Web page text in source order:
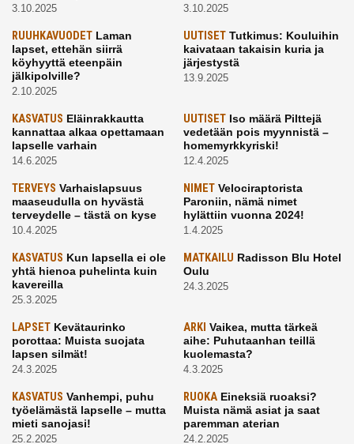
3.10.2025 3.10.2025
RUUHKAVUODET Laman
lapset, ettehän siirrä
köyhyyttä eteenpäin
jälkipolville?
2.10.2025
UUTISETTutkimus: Kouluihin
kaivataan takaisin kuria ja
järjestystä
13.9.2025
KASVATUS Eläinrakkautta
kannattaa alkaa opettamaan
lapselle varhain
14.6.2025
UUTISETIso määrä Pilttejä
vedetään pois myynnistä –
homemyrkkyriski!
12.4.2025
TERVEYS Varhaislapsuus
maaseudulla on hyvästä
terveydelle – tästä on kyse
10.4.2025
NIMETVelociraptorista
Paroniin, nämä nimet
hylättiin vuonna 2024!
1.4.2025
KASVATUS Kun lapsella ei ole
yhtä hienoa puhelinta kuin
kavereilla
25.3.2025
MATKAILU Radisson Blu Hotel
Oulu
24.3.2025
LAPSET Kevätaurinko
porottaa: Muista suojata
lapsen silmät!
24.3.2025
ARKI Vaikea, mutta tärkeä
aihe: Puhutaanhan teillä
kuolemasta?
4.3.2025
KASVATUS Vanhempi, puhu
työelämästä lapselle – mutta
mieti sanojasi!
25.2.2025
RUOKAEineksiä ruoaksi?
Muista nämä asiat ja saat
paremman aterian
24.2.2025